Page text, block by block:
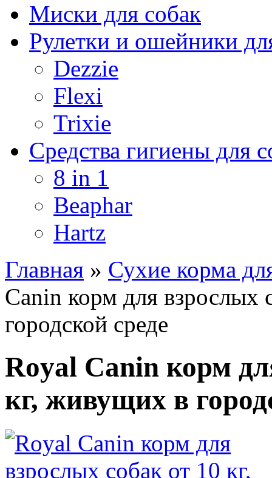
Миски для собак
Рулетки и ошейники
Dezzie
Flexi
Trixie
Средства гигиены для
8 in 1
Beaphar
Hartz
Главная » Сухие корма
Canin корм для взрослых
городской среде
Royal Canin корм
кг, живущих в